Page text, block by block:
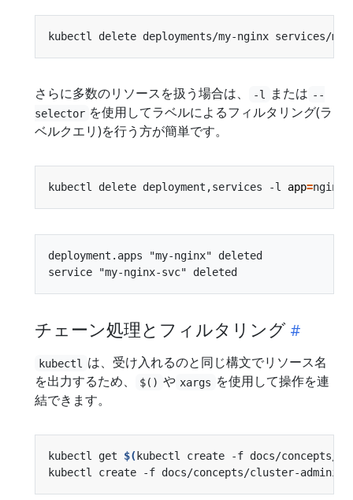
さらに多数のリソースを扱う場合は、 -l または --
selector を使用してラベルによるフィルタリング(ラ
ベルクエリ)を行う方が簡単です。
kubectl delete deployment,services -l app=
deployment.apps "my-nginx" deleted
チェーン処理とフィルタリング
kubectl
は、受け入れるのと同じ構文でリソース名
を出力するため、
$() や xargs を使用して操作を連
結できます。
kubectl get $( kubectl create -f docs/concepts/
kubectl create -f docs/concepts/cluster-